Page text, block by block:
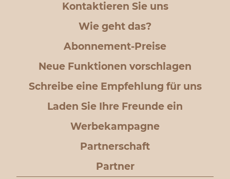
Kontaktieren Sie uns
Wie geht das?
Abonnement-Preise
Neue Funktionen vorschlagen
Schreibe eine Empfehlung für uns
Laden Sie Ihre Freunde ein
Werbekampagne
Partnerschaft
Partner